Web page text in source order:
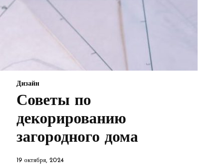
Дизайн
Советы по
декорированию
загородного дома
19 октября, 2024